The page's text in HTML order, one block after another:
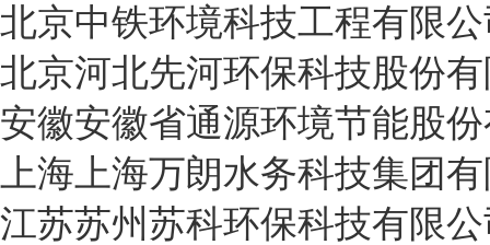
北京中铁环境科技工程有限
北京河北先河环保科技股份
安徽安徽省通源环境节能股
上海 上海万朗水务科技集团
江苏苏州苏科环保科技有限